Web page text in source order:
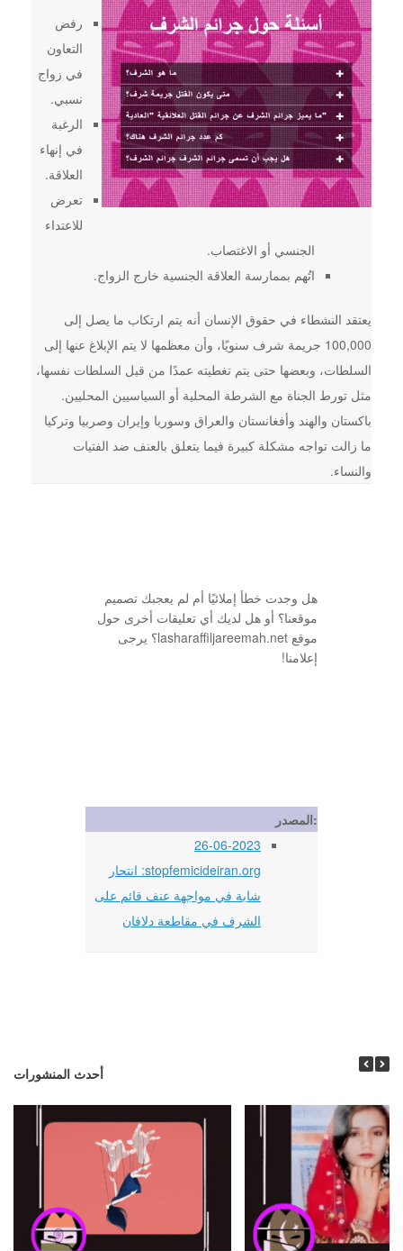
رفض
التعاون
في زواج
نسبي.
الرغبة
في إنهاء
العلاقة.
تعرض
للاعتداء
الجنسي أو الاغتصاب.
اتُهم بممارسة العلاقة الجنسية خارج الزواج.
يعتقد النشطاء في حقوق الإنسان أنه يتم ارتكاب ما يصل إلى
100,000 جريمة شرف سنويًا، وأن معظمها لا يتم الإبلاغ عنها إلى
السلطات، وبعضها حتى يتم تغطيته عمدًا من قبل السلطات نفسها،
مثل تورط الجناة مع الشرطة المحلية أو السياسيين المحليين.
باكستان والهند وأفغانستان والعراق وسوريا وإيران وصربيا وتركيا
ما زالت تواجه مشكلة كبيرة فيما يتعلق بالعنف ضد الفتيات
والنساء.
هل وجدت خطأ إملائيًا أم لم يعجبك تصميم
موقعنا؟ أو هل لديك أي تعليقات أخرى حول
موقع lasharaffiljareemah.net؟ يرجى
إعلامنا!
المصدر:
26-06-2023
stopfemicideiran.org: انتحار
شابة في مواجهة عنف قائم على
الشرف في مقاطعة دلافان
أحدث المنشورات